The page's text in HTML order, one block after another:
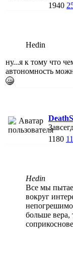
1940
Hedin
ну...я к тому что
автономность
1180
Hedin
Все мы
вокруг
больше вера,